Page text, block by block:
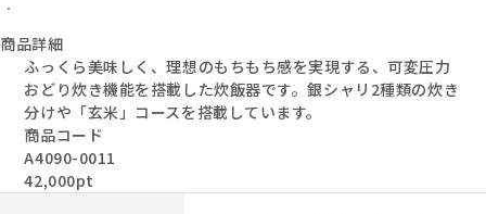
商品詳細
ふっくら美味しく、理想のもちもち感を実現する、可変圧力
おどり炊き機能を搭載した炊飯器です。銀シャリ2種類の炊き
分けや「玄米」コースを搭載しています。
商品コード
A4090-0011
42,000pt